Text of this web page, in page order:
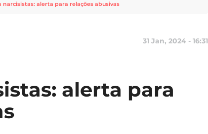
narcisistas: alerta para relações abusivas
31 Jan, 2024 - 16:31
alerta para